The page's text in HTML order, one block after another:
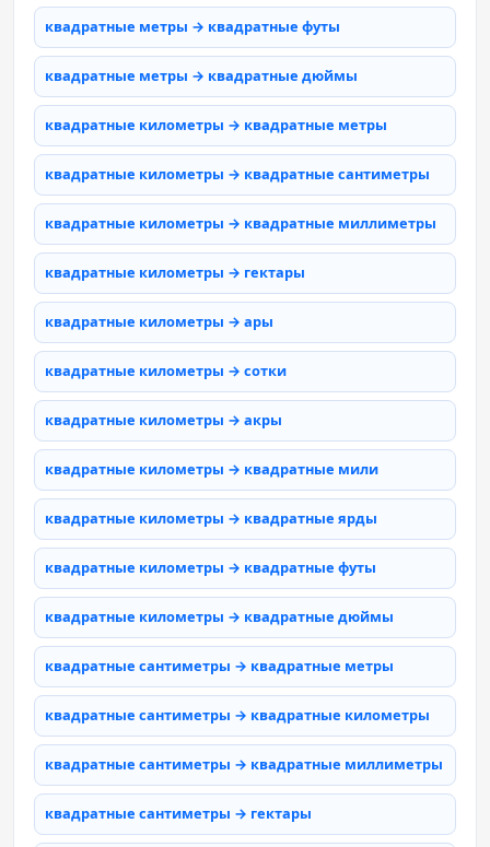
квадратные метры → квадратные футы
квадратные метры → квадратные дюймы
квадратные километры → квадратные метры
квадратные километры → квадратные сантиметры
квадратные километры → квадратные миллиметры
квадратные километры → гектары
квадратные километры → ары
квадратные километры → сотки
квадратные километры → акры
квадратные километры → квадратные мили
квадратные километры → квадратные ярды
квадратные километры → квадратные футы
квадратные километры → квадратные дюймы
квадратные сантиметры → квадратные метры
квадратные сантиметры → квадратные километры
квадратные сантиметры → квадратные миллиметры
квадратные сантиметры → гектары